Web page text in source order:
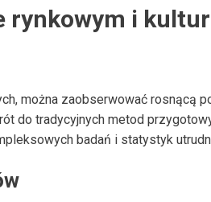
rynkowym i
można zaobserwować rosnącą
do tradycyjnych metod
badań i statystyk